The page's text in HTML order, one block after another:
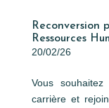
Reconversion
Ressources
20/02/26
Vous
carrière et